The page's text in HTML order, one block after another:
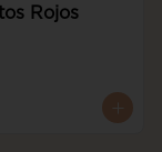
Rojos